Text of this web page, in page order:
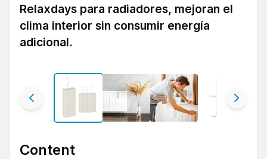
Relaxdays para radiadores, mejoran el
clima interior sin consumir energía
adicional.
Content